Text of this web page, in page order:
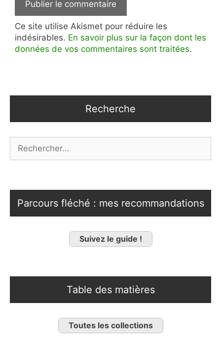
Ce site utilise Akismet pour réduire les
indésirables. En savoir plus sur la façon dont les
données de vos commentaires sont traitées.
Recherche
Parcours fléché : mes recommandations
Suivez le guide !
Table des matières
Toutes les collections